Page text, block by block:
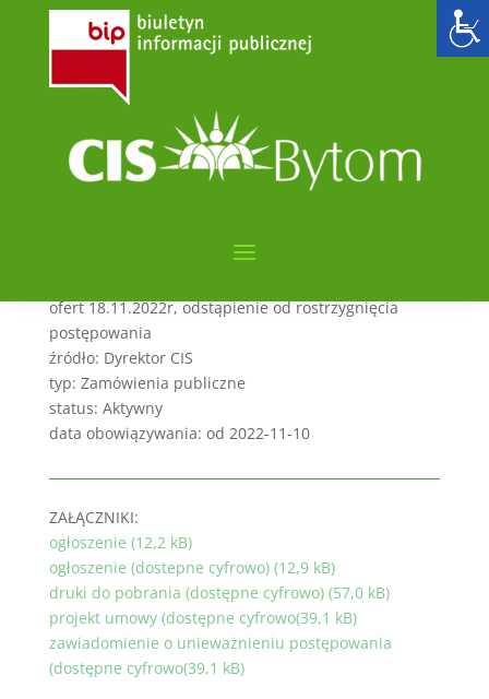
Zakup biletów do gry
paintball laserowy
utworzone przezadmin6000| lis 10, 2022|
POSTĘPOWANIA PONIŻEJ 170,000 zł
sygnatura: CIS.261.7.11.2022
ofert 18.11.2022r, odstąpienie od rostrzygnięcia
postępowania
źródło: Dyrektor CIS
typ: Zamówienia publiczne
status: Aktywny
data obowiązywania: od 2022-11-10
ZAŁĄCZNIKI:
ogłoszenie (12,2 kB)
ogłoszenie (dostepne cyfrowo) (12,9 kB)
druki do pobrania (dostępne cyfrowo) (57,0 kB)
projekt umowy (dostępne cyfrowo(39,1 kB)
zawiadomienie o unieważnieniu postępowania
(dostępne cyfrowo(39,1 kB)